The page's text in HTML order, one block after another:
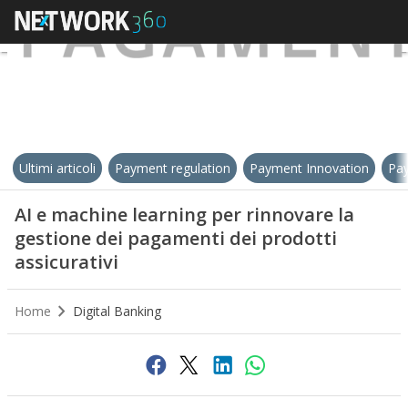
Ultimi articoli Payment regulation Payment Innovation
AI e machine learning per rinnovare la
gestione dei pagamenti dei prodotti
assicurativi
Home Digital Banking